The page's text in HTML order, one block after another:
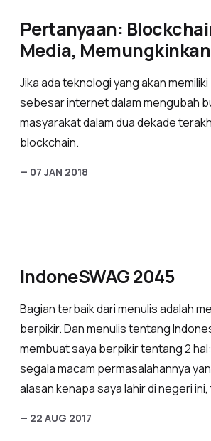
Pertanyaan:
Media,
Jika ada teknologi yang akan
sebesar internet dalam mengubah
masyarakat dalam dua dekade
blockchain.
— 07 JAN 2018
IndoneSWAG 2045
Bagian terbaik dari menulis adalah
berpikir. Dan menulis tentang
membuat saya berpikir tentang 2
segala macam permasalahannya
alasan kenapa saya lahir di negeri
— 22 AUG 2017